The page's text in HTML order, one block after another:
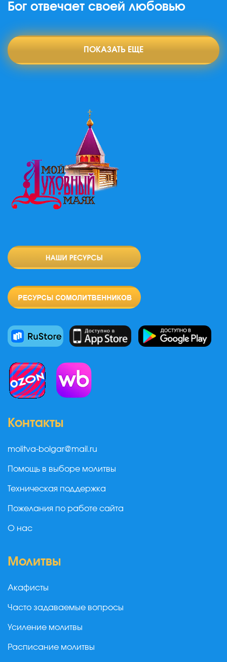
Бог отвечает своей любовью
ПОКАЗАТЬ ЕЩЕ
Контакты
molitva-bolgar@mail.ru
Помощь в выборе молитвы
Техническая поддержка
Пожелания по работе сайта
О нас
Молитвы
Акафисты
Часто задаваемые вопросы
Усиление молитвы
Расписание молитвы